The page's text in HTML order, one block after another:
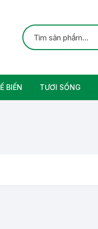
BIẾN TƯƠI SỐNG